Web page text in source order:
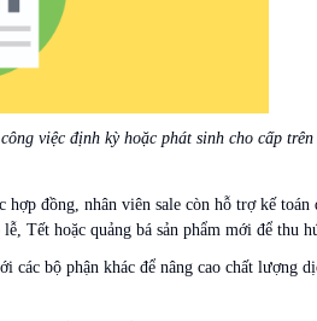
việc định kỳ hoặc phát sinh cho cấp trên
đồng, nhân viên sale còn hỗ trợ kế toán
Tết hoặc quảng bá sản phẩm mới để thu
các bộ phận khác để nâng cao chất lượng